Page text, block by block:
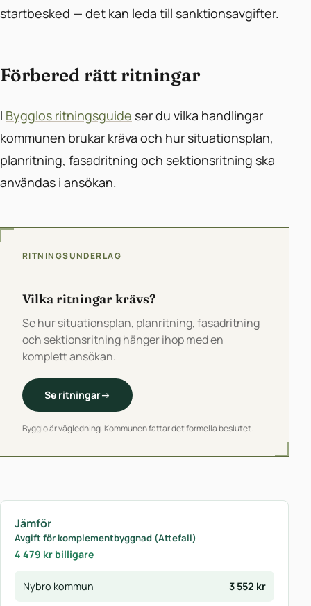
startbesked — det kan leda till sanktionsavgifter.
Förbered rätt ritningar
I Bygglos ritningsguide ser du vilka handlingar
kommunen brukar kräva och hur situationsplan,
planritning, fasadritning och sektionsritning ska
användas i ansökan.
RITNINGSUNDERLAG
Vilka ritningar krävs?
Se hur situationsplan, planritning, fasadritning
och sektionsritning hänger ihop med en
komplett ansökan.
Se ritningar→
Bygglo är vägledning. Kommunen fattar det formella beslutet.
Jämför
Avgift för komplementbyggnad (Attefall)
4 479 kr billigare
Nybro kommun 3 552 kr